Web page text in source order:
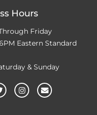
Hours
Friday
Eastern Standard
& Sunday